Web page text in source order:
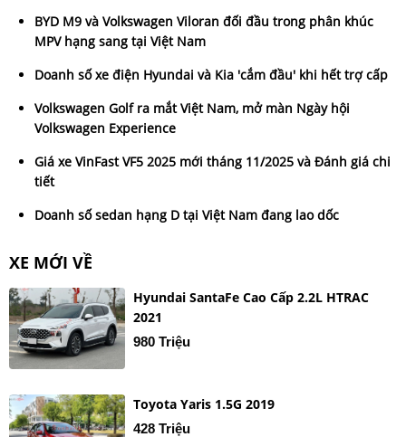
BYD M9 và Volkswagen Viloran đối đầu trong phân khúc
MPV hạng sang tại Việt Nam
Doanh số xe điện Hyundai và Kia 'cắm đầu' khi hết trợ cấp
Volkswagen Golf ra mắt Việt Nam, mở màn Ngày hội
Volkswagen Experience
Giá xe VinFast VF5 2025 mới tháng 11/2025 và Đánh giá chi
tiết
Doanh số sedan hạng D tại Việt Nam đang lao dốc
XE MỚI VỀ
Hyundai SantaFe Cao Cấp 2.2L HTRAC
2021
980 Triệu
Toyota Yaris 1.5G 2019
428 Triệu